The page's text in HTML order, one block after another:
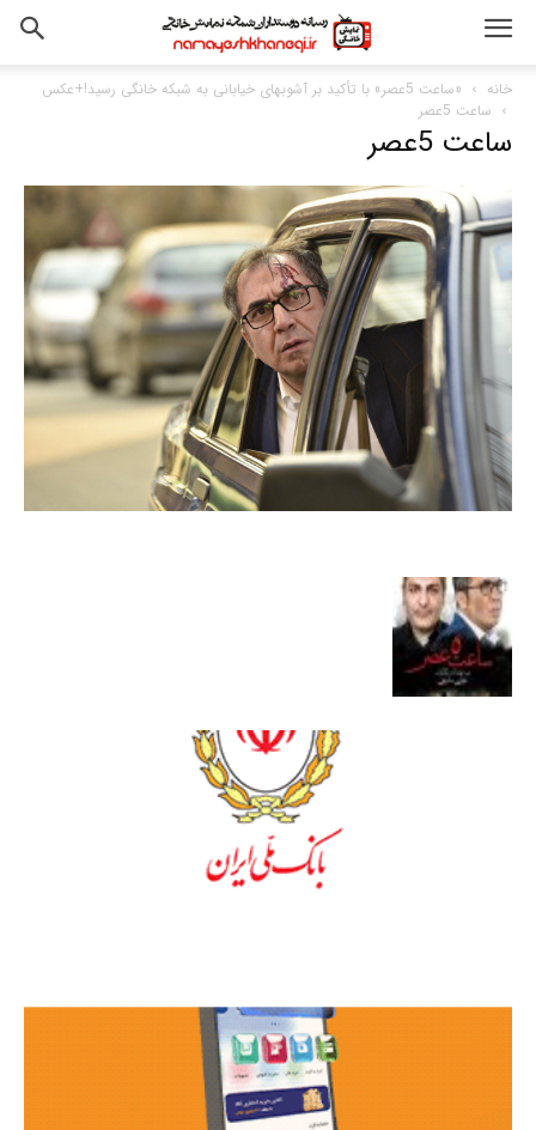
خانه
«ساعت 5عصر» با تأکید بر آشوبهای خیابانی به شبکه خانگی رسید!+عکس
ساعت 5عصر
ساعت 5عصر